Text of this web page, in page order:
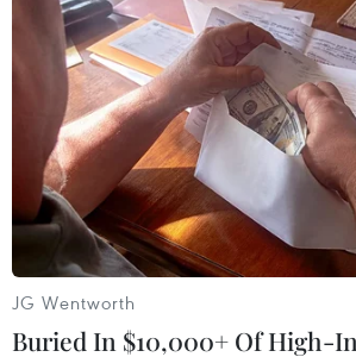
có hơn 720 nghìn hình ảnh xâm hại
lên mạng với hầu hết là các hình
tình dục.
JG Wentworth
Buried In $10,000+ Of High-